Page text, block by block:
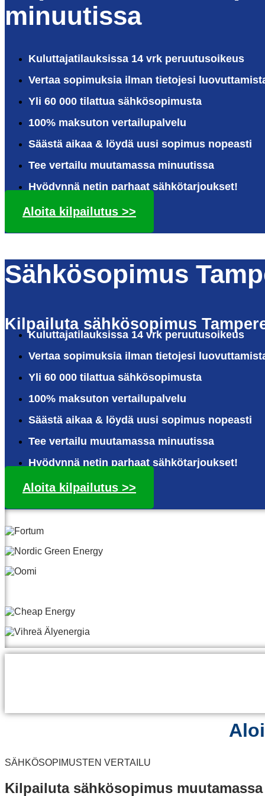
minuutissa
Kuluttajatilauksissa 14 vrk peruutusoikeus
Vertaa sopimuksia ilman tietojesi
Yli 60 000 tilattua sähkösopimusta
100% maksuton vertailupalvelu
Säästä aikaa & löydä uusi sopimus nopeasti
Tee vertailu muutamassa minuutissa
Hyödynnä netin parhaat sähkötarjoukset!
Aloita kilpailutus >>
Sähkösopimus
Kilpailuta sähkösopimus
Kuluttajatilauksissa 14 vrk peruutusoikeus
Vertaa sopimuksia ilman tietojesi
Yli 60 000 tilattua sähkösopimusta
100% maksuton vertailupalvelu
Säästä aikaa & löydä uusi sopimus nopeasti
Tee vertailu muutamassa minuutissa
Hyödynnä netin parhaat sähkötarjoukset!
Aloita kilpailutus >>
SÄHKÖSOPIMUSTEN VERTAILU
Kilpailuta sähkösopimus